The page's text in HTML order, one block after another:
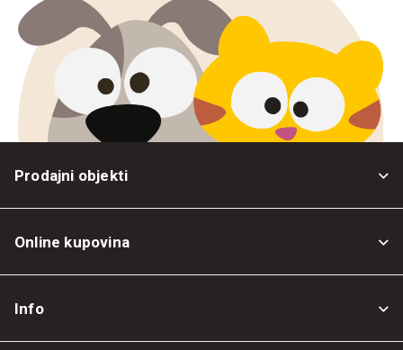
Prodajni objekti
Online kupovina
Info